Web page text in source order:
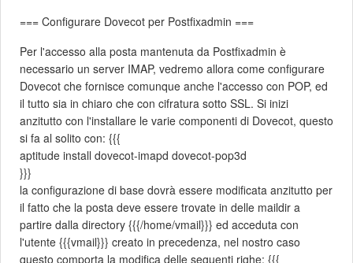
=== Configurare Dovecot per Postfixadmin ===
Per l'accesso alla posta mantenuta da Postfixadmin è
necessario un server IMAP, vedremo allora come configurare
Dovecot che fornisce comunque anche l'accesso con POP, ed
il tutto sia in chiaro che con cifratura sotto SSL. Si inizi
anzitutto con l'installare le varie componenti di Dovecot, questo
si fa al solito con: {{{
aptitude install dovecot-imapd dovecot-pop3d
}}}
la configurazione di base dovrà essere modificata anzitutto per
il fatto che la posta deve essere trovate in delle maildir a
partire dalla directory {{{/home/vmail}}} ed acceduta con
l'utente {{{vmail}}} creato in precedenza, nel nostro caso
questo comporta la modifica delle seguenti righe: {{{